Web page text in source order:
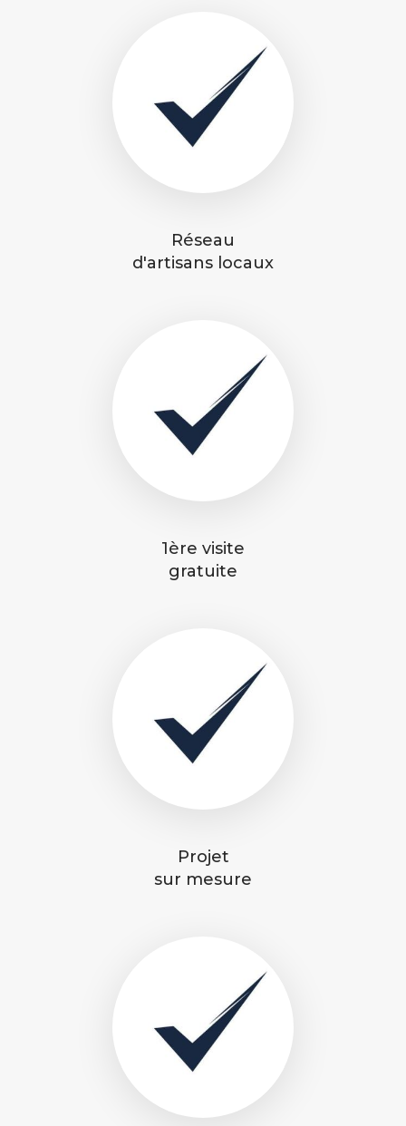
Réseau
d'artisans locaux
1ère visite
gratuite
Projet
sur mesure